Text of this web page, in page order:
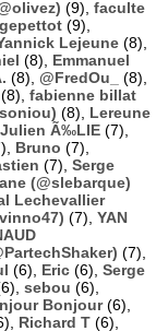
(9), faculte
gepettot (9),
Lejeune (8),
(8), Emmanuel
(8), @FredOu_
(8),
(8), fabienne billat
(8), Lereune
Julien Ã‰LIE (7),
Bruno (7),
(7), Serge
(@slebarque)
Lechevallier
(7), YAN
(7),
(6), Eric (6), Serge
sebou (6),
Bonjour(6),
Richard T (6),